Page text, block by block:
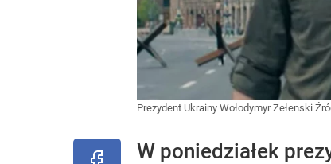
Prezydent Ukrainy Wołodymyr Zełenski
W poniedziałek